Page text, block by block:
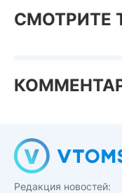
СМОТРИТЕ
Редакция новостей: